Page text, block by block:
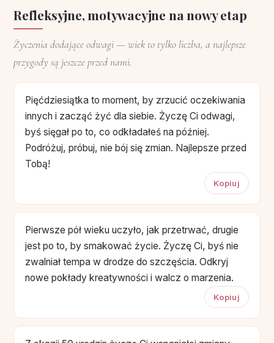
Refleksyjne, motywacyjne na nowy etap
Życzenia dodające odwagi — wiek to tylko liczba, a najlepsze
przygody są jeszcze przed nami.
Pięćdziesiątka to moment, by zrzucić oczekiwania
innych i zacząć żyć dla siebie. Życzę Ci odwagi,
byś sięgał po to, co odkładałeś na później.
Podróżuj, próbuj, nie bój się zmian. Najlepsze przed
Tobą!
Kopiuj
Pierwsze pół wieku uczyło, jak przetrwać, drugie
jest po to, by smakować życie. Życzę Ci, byś nie
zwalniał tempa w drodze do szczęścia. Odkryj
nowe pokłady kreatywności i walcz o marzenia.
Kopiuj